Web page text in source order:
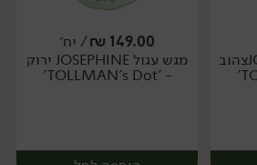
יח׳
כפות סלט JOSEPHINEצהוב
149.00
₪/ יח׳
מגש עגול JOSEPHINE ירוק
- 'TOLLMAN's Dot'